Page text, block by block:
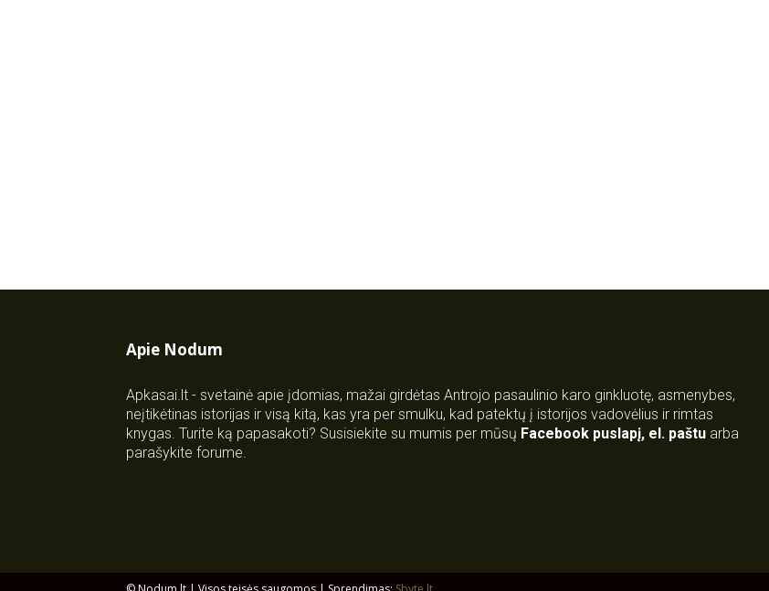
Apie Nodum
Apkasai.lt - svetainė apie įdomias, mažai girdėtas Antrojo pasaulinio karo ginkluotę, asmenybes,
neįtikėtinas istorijas ir visą kitą, kas yra per smulku, kad patektų į istorijos vadovėlius ir rimtas
knygas. Turite ką papasakoti? Susisiekite su mumis per mūsų Facebook puslapį, el. paštu arba
parašykite forume.